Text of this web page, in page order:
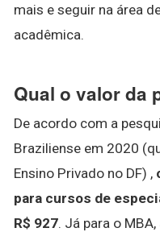
mais e seguir na área
acadêmica.
Qual o valor da
De acordo com a
Braziliense em 2020
Ensino Privado no DF) ,
para cursos de
R$ 927. Já para o